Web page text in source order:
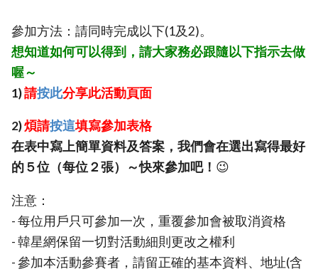
參加方法：請同時完成以下(1及2)。
想知道如何可以得到，請大家務必跟隨以下指示去做
喔～
1)請按此分享此活動頁面
2)煩請按這填寫參加表格
在表中寫上簡單資料及答案，我們會在選出寫得最好
的５位（每位２張）～快來參加吧！ 😉
注意：
- 每位用戶只可參加一次，重覆參加會被取消資格
- 韓星網保留一切對活動細則更改之權利
- 參加本活動參賽者，請留正確的基本資料、地址(含